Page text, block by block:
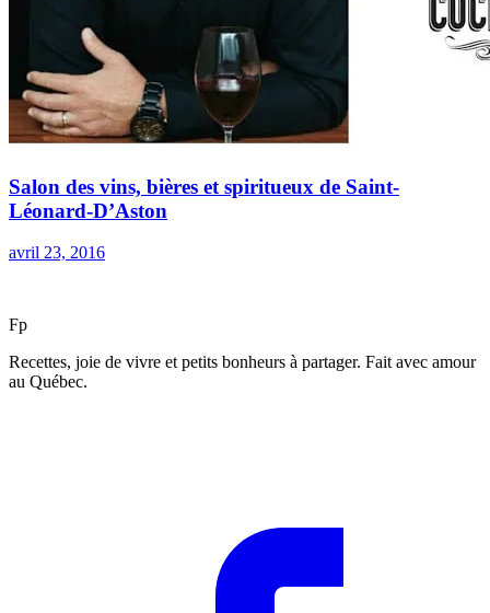
Salon des vins, bières et spiritueux de Saint-
Léonard-D’Aston
avril 23, 2016
Fp
Recettes, joie de vivre et petits bonheurs à partager. Fait avec amour
au Québec.